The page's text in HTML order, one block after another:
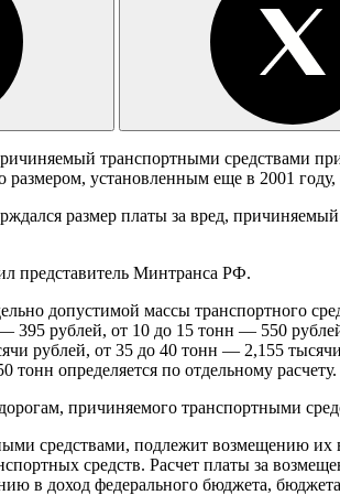
транспортными средствами
размером, установленным еще в 2001
размер платы за вред,
представитель Минтранса РФ.
допустимой массы транспортного
395 рублей, от 10 до 15 тонн — 550
рублей, от 35 до 40 тонн — 2,155
тонн определяется по отдельному расчету.
причиняемого транспортными
средствами, подлежит возмещению их
средств. Расчет платы за
в доход федерального бюджета,